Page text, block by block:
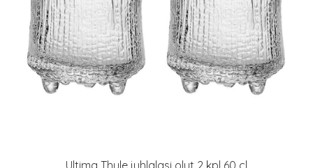
Ultima Thule juhlalasi olut 2 kpl 60 cl